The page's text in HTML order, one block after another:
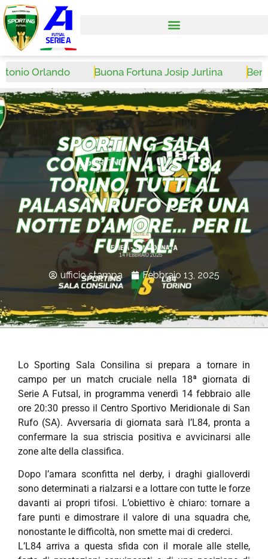
Orlando Buona Fortuna Josip Jurlina
SPORTING SALA
CONSILINA VS L84
TORINO, TUTTI AL
PALASANRUFO PER UNA
NOTTE D’AMORE… PER IL
FUTSAL!
ufficio stampa Febbraio 13, 2025
Lo Sporting Sala Consilina si prepara a tornare in
campo per un match cruciale nella 18ª giornata di
Serie A Futsal, in programma venerdì 14 febbraio alle
ore 20:30 presso il Centro Sportivo Meridionale di San
Rufo (SA). Avversaria di giornata sarà l’L84, pronta a
confermare la sua striscia positiva e avvicinarsi alle
zone alte della classifica.
Dopo l’amara sconfitta nel derby, i draghi gialloverdi
sono determinati a rialzarsi e a lottare con tutte le forze
davanti ai propri tifosi. L’obiettivo è chiaro: tornare a
fare punti e dimostrare il valore di una squadra che,
nonostante le difficoltà, non smette mai di crederci.
L’L84 arriva a questa sfida con il morale alle stelle,